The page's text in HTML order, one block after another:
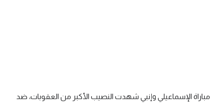
سعودي في الجول
مباراة الإسماعيلي وإنبي شهدت النصيب الأكبر من العقوبات، ضد